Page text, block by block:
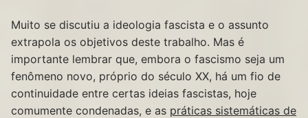
Muito se discutiu a ideologia fascista e o assunto
extrapola os objetivos deste trabalho. Mas é
importante lembrar que, embora o fascismo seja um
fenômeno novo, próprio do século XX, há um fio de
continuidade entre certas ideias fascistas, hoje
comumente condenadas, e as práticas sistemáticas de